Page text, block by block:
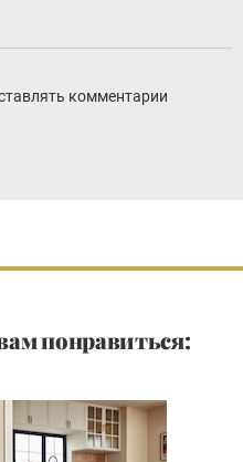
комментарии
понравиться: